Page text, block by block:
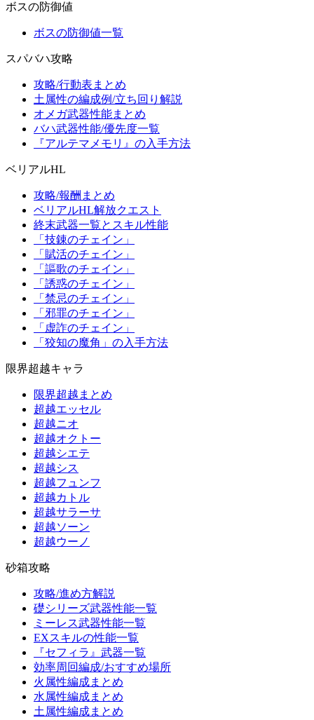
ボスの防御値
ボスの防御値一覧
スパバハ攻略
攻略/行動表まとめ
土属性の編成例/立ち回り解説
オメガ武器性能まとめ
バハ武器性能/優先度一覧
『アルテマメモリ』の入手方法
ベリアルHL
攻略/報酬まとめ
ベリアルHL解放クエスト
終末武器一覧とスキル性能
「技錬のチェイン」
「賦活のチェイン」
「謳歌のチェイン」
「誘惑のチェイン」
「禁忌のチェイン」
「邪罪のチェイン」
「虚詐のチェイン」
「狡知の魔角」の入手方法
限界超越キャラ
限界超越まとめ
超越エッセル
超越ニオ
超越オクトー
超越シエテ
超越シス
超越フュンフ
超越カトル
超越サラーサ
超越ソーン
超越ウーノ
砂箱攻略
攻略/進め方解説
礎シリーズ武器性能一覧
ミーレス武器性能一覧
EXスキルの性能一覧
『セフィラ』武器一覧
効率周回編成/おすすめ場所
火属性編成まとめ
水属性編成まとめ
土属性編成まとめ